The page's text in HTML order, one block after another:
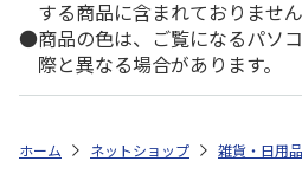
する商品に含まれておりません
商品の色は、ご覧になるパソ
際と異なる場合があります。
ホーム ネットショップ 雑貨・日用品